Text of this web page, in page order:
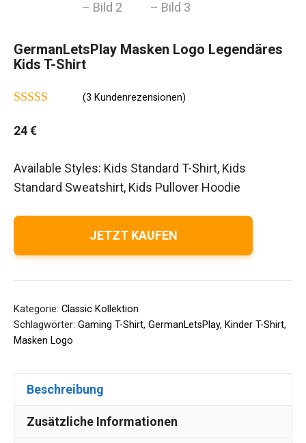
GermanLetsPlay Masken Logo Legendäres
Kids T-Shirt
(3 Kundenrezensionen)
24€
Available Styles: Kids Standard T-Shirt, Kids
Standard Sweatshirt, Kids Pullover Hoodie
JETZT KAUFEN
Kategorie: Classic Kollektion
Schlagwörter: Gaming T-Shirt, GermanLetsPlay, Kinder T-Shirt,
Masken Logo
Beschreibung
Zusätzliche Informationen